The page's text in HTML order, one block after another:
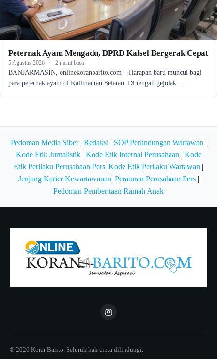
Peternak Ayam Mengadu, DPRD Kalsel Bergerak Cepat
5 Agustus 2026 · 2 menit baca
BANJARMASIN, onlinekoranbarito.com – Harapan baru muncul bagi
para peternak ayam di Kalimantan Selatan. Di tengah gejolak…
Pedoman Media Siber| Redaksi | SOP Perlindungan Wartawan |
Kode Etik Jurnalistik| Kode Etik Internal Perusahaan | Kode
Etik Perilaku Perusahaan Pers| Kode Etik Perilaku Wartawan |
Jenjang Karier Kewartawanan| Peraturan Perusahaan Pers|
Pedoman Pemberitaan Ramah Anak
© 2026 KoranBarito. Seluruh hak cipta dilindungi.